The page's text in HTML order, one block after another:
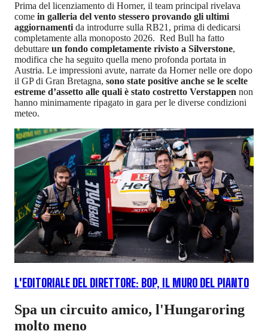
Prima del licenziamento di Horner, il team principal rivelava
come in galleria del vento stessero provando gli ultimi
aggiornamenti da introdurre sulla RB21, prima di dedicarsi
completamente alla monoposto 2026. Red Bull ha fatto
debuttare un fondo completamente rivisto a Silverstone,
modifica che ha seguito quella meno profonda portata in
Austria. Le impressioni avute, narrate da Horner nelle ore dopo
il GP di Gran Bretagna, sono state positive anche se le scelte
estreme d’assetto alle quali è stato costretto Verstappen non
hanno minimamente ripagato in gara per le diverse condizioni
meteo.
L'EDITORIALE DEL DIRETTORE: BOP, IL MURO DEL PIANTO
Spa un circuito amico, l'Hungaroring
molto meno